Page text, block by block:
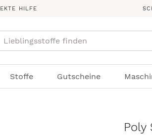
HILFE
Stoffe Gutscheine